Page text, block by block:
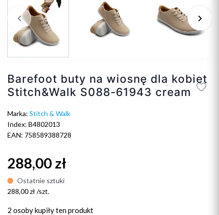
Poprzedni
keyboard_arrow_left keyboard_arrow_right
Barefoot buty na wiosnę dla kobiet
Stitch&Walk S088-61943 cream
Marka: Stitch & Walk
Index: B4802013
EAN: 758589388728
288,00 zł
Ostatnie sztuki
288,00 zł /szt.
2 osobykupiły ten produkt